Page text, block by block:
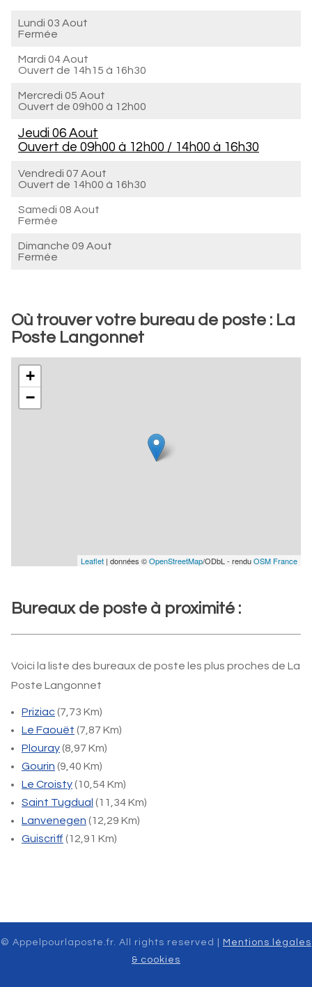
Lundi 03 Aout
Fermée
Mardi 04 Aout
Ouvert de 14h15 à 16h30
Mercredi 05 Aout
Ouvert de 09h00 à 12h00
Jeudi 06 Aout
Ouvert de 09h00 à 12h00 / 14h00 à 16h30
Vendredi 07 Aout
Ouvert de 14h00 à 16h30
Samedi 08 Aout
Fermée
Dimanche 09 Aout
Fermée
Où trouver votre bureau de poste : La
Poste Langonnet
+
−
Leaflet | données ©OpenStreetMap/ODbL - renduOSM France
Bureaux de poste à proximité :
Voici la liste des bureaux de poste les plus proches de La
Poste Langonnet
Priziac(7,73 Km)
Le Faouët (7,87 Km)
Plouray(8,97 Km)
Gourin (9,40 Km)
Le Croisty(10,54 Km)
Saint Tugdual (11,34 Km)
Lanvenegen (12,29 Km)
Guiscriff (12,91 Km)
© Appelpourlaposte.fr. All rights reserved |
Mentions légales
& cookies